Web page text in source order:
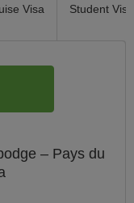
Visa Student Visa
– Pays du